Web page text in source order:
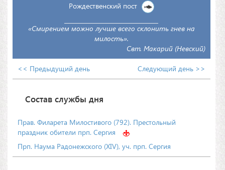
Рождественский пост
«Смирением можно лучше всего склонить гнев на
милость».
Свт. Макарий (Невский)
<< Предыдущий день Следующий день >>
Состав службы дня
Прав. Филарета Милостивого (792). Престольный
праздник обители прп. Сергия
Прп. Наума Радонежского (XIV), уч. прп. Сергия